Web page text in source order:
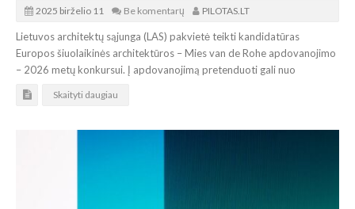
2025 birželio 11 Be komentarų PILOTAS.LT
Lietuvos architektų sąjunga (LAS) pakvietė teikti kandidatūras
Europos šiuolaikinės architektūros – Mies van de Rohe apdovanojimo
– 2026 metų konkursui. Į apdovanojimą pretenduoti gali nuo
Skaityti daugiau